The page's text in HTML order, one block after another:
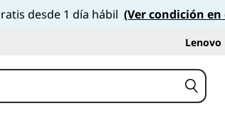
desde 1 día hábil (Ver condición
Lenovo